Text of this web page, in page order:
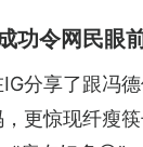
功令网民眼
分享了跟冯
更惊现纤瘦